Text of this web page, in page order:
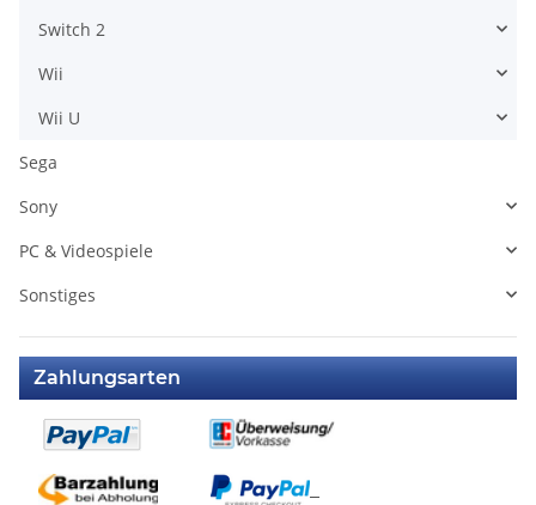
Switch 2
Wii
Wii U
Sega
Sony
PC & Videospiele
Sonstiges
Zahlungsarten